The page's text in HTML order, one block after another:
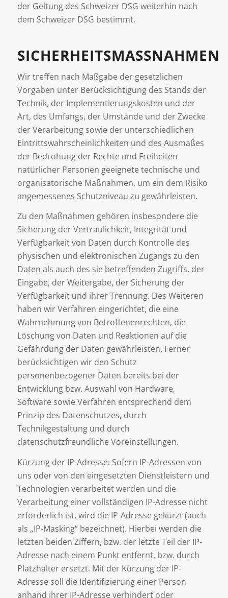
der Geltung des Schweizer DSG weiterhin nach
dem Schweizer DSG bestimmt.
SICHERHEITSMASSNAHMEN
Wir treffen nach Maßgabe der gesetzlichen
Vorgaben unter Berücksichtigung des Stands der
Technik, der Implementierungskosten und der
Art, des Umfangs, der Umstände und der Zwecke
der Verarbeitung sowie der unterschiedlichen
Eintrittswahrscheinlichkeiten und des Ausmaßes
der Bedrohung der Rechte und Freiheiten
natürlicher Personen geeignete technische und
organisatorische Maßnahmen, um ein dem Risiko
angemessenes Schutzniveau zu gewährleisten.
Zu den Maßnahmen gehören insbesondere die
Sicherung der Vertraulichkeit, Integrität und
Verfügbarkeit von Daten durch Kontrolle des
physischen und elektronischen Zugangs zu den
Daten als auch des sie betreffenden Zugriffs, der
Eingabe, der Weitergabe, der Sicherung der
Verfügbarkeit und ihrer Trennung. Des Weiteren
haben wir Verfahren eingerichtet, die eine
Wahrnehmung von Betroffenenrechten, die
Löschung von Daten und Reaktionen auf die
Gefährdung der Daten gewährleisten. Ferner
berücksichtigen wir den Schutz
personenbezogener Daten bereits bei der
Entwicklung bzw. Auswahl von Hardware,
Software sowie Verfahren entsprechend dem
Prinzip des Datenschutzes, durch
Technikgestaltung und durch
datenschutzfreundliche Voreinstellungen.
Kürzung der IP-Adresse: Sofern IP-Adressen von
uns oder von den eingesetzten Dienstleistern und
Technologien verarbeitet werden und die
Verarbeitung einer vollständigen IP-Adresse nicht
erforderlich ist, wird die IP-Adresse gekürzt (auch
als „IP-Masking“ bezeichnet). Hierbei werden die
letzten beiden Ziffern, bzw. der letzte Teil der IP-
Adresse nach einem Punkt entfernt, bzw. durch
Platzhalter ersetzt. Mit der Kürzung der IP-
Adresse soll die Identifizierung einer Person
anhand ihrer IP-Adresse verhindert oder